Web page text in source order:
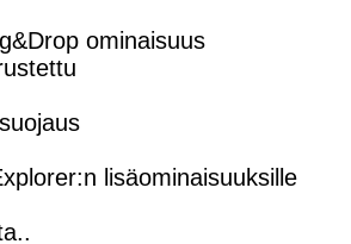
ominaisuus
lisäominaisuuksille